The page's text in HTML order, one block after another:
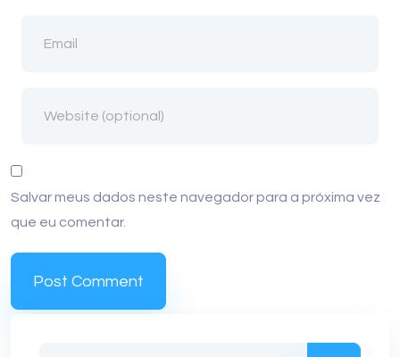
Salvar meus dados neste navegador para a próxima vez
que eu comentar.